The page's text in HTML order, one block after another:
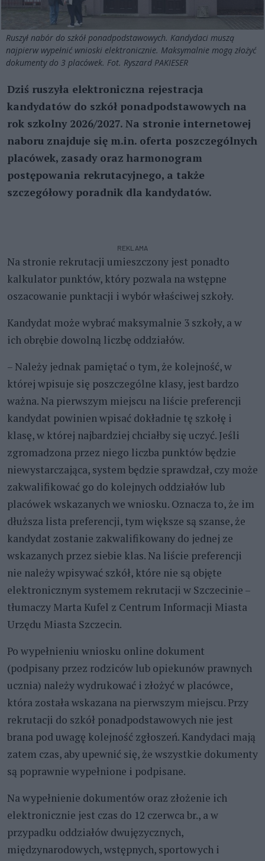
Ruszył nabór do szkół ponadpodstawowych. Kandydaci muszą
najpierw wypełnić wnioski elektronicznie. Maksymalnie mogą złożyć
dokumenty do 3 placówek. Fot. Ryszard PAKIESER
Dziś ruszyła elektroniczna rejestracja
kandydatów do szkół ponadpodstawowych na
rok szkolny 2026/2027. Na stronie internetowej
naboru znajduje się m.in. oferta poszczególnych
placówek, zasady oraz harmonogram
postępowania rekrutacyjnego, a także
szczegółowy poradnik dla kandydatów.
REKLAMA
Na stronie rekrutacji umieszczony jest ponadto
kalkulator punktów, który pozwala na wstępne
oszacowanie punktacji i wybór właściwej szkoły.
Kandydat może wybrać maksymalnie 3 szkoły, a w
ich obrębie dowolną liczbę oddziałów.
– Należy jednak pamiętać o tym, że kolejność, w
której wpisuje się poszczególne klasy, jest bardzo
ważna. Na pierwszym miejscu na liście preferencji
kandydat powinien wpisać dokładnie tę szkołę i
klasę, w której najbardziej chciałby się uczyć. Jeśli
zgromadzona przez niego liczba punktów będzie
niewystarczająca, system będzie sprawdzał, czy może
zakwalifikować go do kolejnych oddziałów lub
placówek wskazanych we wniosku. Oznacza to, że im
dłuższa lista preferencji, tym większe są szanse, że
kandydat zostanie zakwalifikowany do jednej ze
wskazanych przez siebie klas. Na liście preferencji
nie należy wpisywać szkół, które nie są objęte
elektronicznym systemem rekrutacji w Szczecinie –
tłumaczy Marta Kufel z Centrum Informacji Miasta
Urzędu Miasta Szczecin.
Po wypełnieniu wniosku online dokument
(podpisany przez rodziców lub opiekunów prawnych
ucznia) należy wydrukować i złożyć w placówce,
która została wskazana na pierwszym miejscu. Przy
rekrutacji do szkół ponadpodstawowych nie jest
brana pod uwagę kolejność zgłoszeń. Kandydaci mają
zatem czas, aby upewnić się, że wszystkie dokumenty
są poprawnie wypełnione i podpisane.
Na wypełnienie dokumentów oraz złożenie ich
elektronicznie jest czas do 12 czerwca br., a w
przypadku oddziałów dwujęzycznych,
międzynarodowych, wstępnych, sportowych i